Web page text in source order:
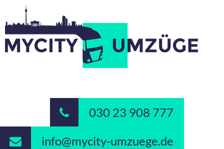
030 23 908 777
info@mycity-umzuege.de